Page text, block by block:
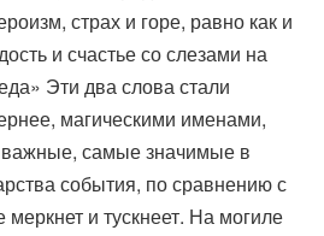
страх и горе, равно как и
и счастье со слезами на
Эти два слова стали
магическими именами,
самые значимые в
события, по сравнению с
и тускнеет. На могиле